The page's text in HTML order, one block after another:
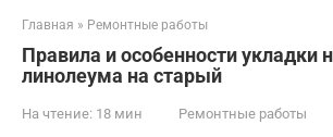
Главная » Ремонтные работы
Правила и особенности укладки
линолеума на старый
На чтение: 18 мин Ремонтные работы